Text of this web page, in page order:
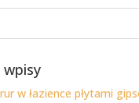
w łazience płytami